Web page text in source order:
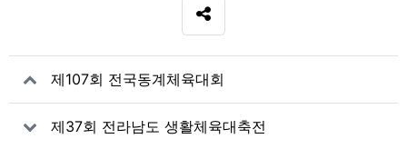
SNS 공유
관련자료
제107회 전국동계체육대회
제37회 전라남도 생활체육대축전